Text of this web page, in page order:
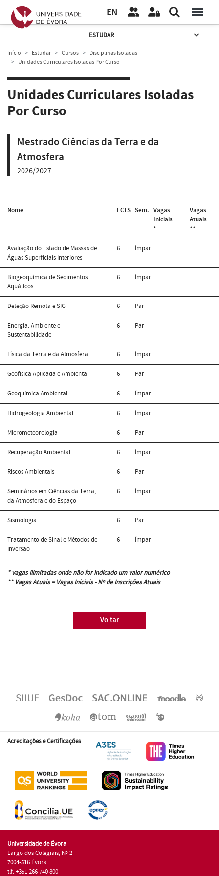
EN
ESTUDAR
Início Estudar Cursos
Disciplinas Isoladas
Unidades Curriculares Isoladas Por Curso
Unidades Curriculares Isoladas
Por Curso
Mestrado Ciências da Terra e da
Atmosfera
2026/2027
Nome ECTS Sem. Vagas
Iniciais
*
Vagas
Atuais
**
Avaliação do Estado de Massas de
Águas Superficiais Interiores
6 Ímpar
Biogeoquímica de Sedimentos
Aquáticos
6 Ímpar
Deteção Remota e SIG 6 Par
Energia, Ambiente e
Sustentabilidade
6 Par
Física da Terra e da Atmosfera 6 Ímpar
Geofísica Aplicada e Ambiental 6 Par
Geoquímica Ambiental 6 Ímpar
Hidrogeologia Ambiental 6 Ímpar
Micrometeorologia 6 Par
Recuperação Ambiental 6 Ímpar
Riscos Ambientais 6 Par
Seminários em Ciências da Terra,
da Atmosfera e do Espaço
6 Ímpar
Sismologia 6 Par
Tratamento de Sinal e Métodos de
Inversão
6 Ímpar
* vagas ilimitadas onde não for indicado um valor numérico
** Vagas Atuais = Vagas Iniciais - Nº de Inscrições Atuais
Voltar
Acreditações e Certificações
Universidade de Évora
Largo dos Colegiais, Nº 2
7004-516 Évora
tlf: +351 266 740 800